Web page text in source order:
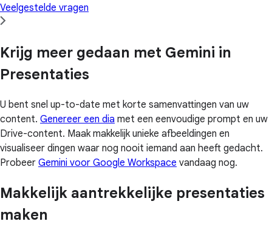
Veelgestelde vragen
Krijg meer gedaan met Gemini in
Presentaties
U bent snel up-to-date met korte samenvattingen van uw
content. Genereer een dia met een eenvoudige prompt en uw
Drive-content. Maak makkelijk unieke afbeeldingen en
visualiseer dingen waar nog nooit iemand aan heeft gedacht.
Probeer Gemini voor Google Workspace vandaag nog.
Makkelijk aantrekkelijke presentaties
maken